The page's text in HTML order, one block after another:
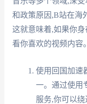
和政策原因,B站在海
这就意味着,如果你
看你喜欢的视频内容。
使用回国加速
一。通过使用
服务,你可以